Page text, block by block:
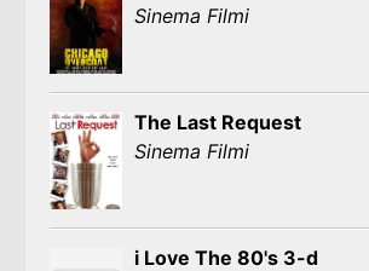
Sinema Filmi
The Last Request
Sinema Filmi
i Love The 80's 3-d